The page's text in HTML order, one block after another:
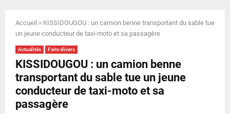
N
U
Accueil » KISSIDOUGOU : un camion benne transportant du sable tue
un jeune conducteur de taxi-moto et sa passagère
Actualités Faits-divers
KISSIDOUGOU : un camion benne
transportant du sable tue un jeune
conducteur de taxi-moto et sa
passagère